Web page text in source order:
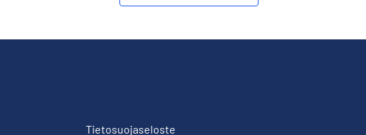
Tietosuojaseloste